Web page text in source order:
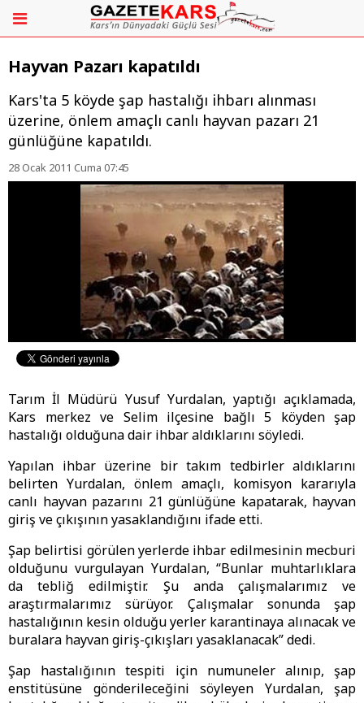
Hayvan Pazarı kapatıldı
Kars'ta 5 köyde şap hastalığı ihbarı alınması
üzerine, önlem amaçlı canlı hayvan pazarı 21
günlüğüne kapatıldı.
28 Ocak 2011 Cuma 07:45
Tarım İl Müdürü Yusuf Yurdalan, yaptığı açıklamada,
Kars merkez ve Selim ilçesine bağlı 5 köyden şap
hastalığı olduğuna dair ihbar aldıklarını söyledi.
Yapılan ihbar üzerine bir takım tedbirler aldıklarını
belirten Yurdalan, önlem amaçlı, komisyon kararıyla
canlı hayvan pazarını 21 günlüğüne kapatarak, hayvan
giriş ve çıkışının yasaklandığını ifade etti.
Şap belirtisi görülen yerlerde ihbar edilmesinin mecburi
olduğunu vurgulayan Yurdalan, “Bunlar muhtarlıklara
da tebliğ edilmiştir. Şu anda çalışmalarımız ve
araştırmalarımız sürüyor. Çalışmalar sonunda şap
hastalığının kesin olduğu yerler karantinaya alınacak ve
buralara hayvan giriş-çıkışları yasaklanacak” dedi.
Şap hastalığının tespiti için numuneler alınıp, şap
enstitüsüne gönderileceğini söyleyen Yurdalan, şap